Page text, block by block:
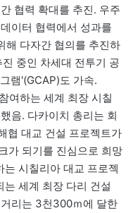
협력 확대를 추진. 우주
이터 협력에서 성과를
해 다자간 협의를 추진하
중인 차세대 전투기 공
램'(GCAP)도 가속.
여하는 세계 최장 시칠
음. 다카이치 총리는 회
협 대교 건설 프로젝트가
가 되기를 진심으로 희망
는 시칠리아 대교 프로젝
세계 최장 다리 건설
리는 3천300ｍ에 달한